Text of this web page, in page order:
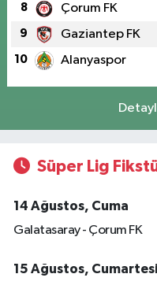
8 Çorum FK
9 Gaziantep FK
10 Alanyaspor
Süper Lig
14 Ağustos, Cuma
Galatasaray - Çorum FK
15 Ağustos, Cumartesi